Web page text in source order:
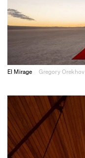
El Mirage Gregory Orekhov